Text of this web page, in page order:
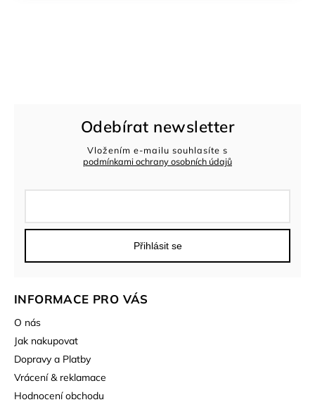
INFORMACE PRO VÁS
O nás
Jak nakupovat
Dopravy a Platby
Vrácení & reklamace
Hodnocení obchodu
Odebírat newsletter
Vložením e-mailu souhlasíte s
podmínkami ochrany osobních údajů
Přihlásit se